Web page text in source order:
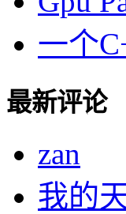
一个
最新评论
zan
我的